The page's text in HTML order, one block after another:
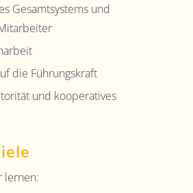
Gesamtsystems und
die Führungskraft
und kooperatives
lernen: